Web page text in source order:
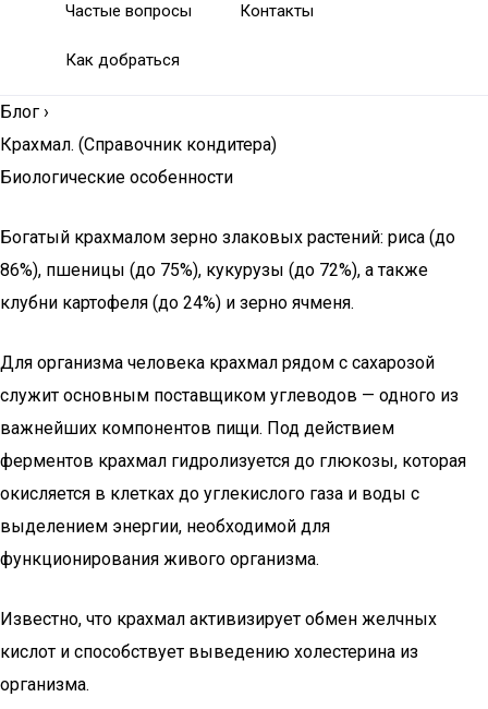
Частые вопросы Контакты
Как добраться
Блог ›
Крахмал. (Справочник кондитера)
Биологические особенности
Богатый крахмалом зерно злаковых растений: риса (до
86%), пшеницы (до 75%), кукурузы (до 72%), а также
клубни картофеля (до 24%) и зерно ячменя.
Для организма человека крахмал рядом с сахарозой
служит основным поставщиком углеводов — одного из
важнейших компонентов пищи. Под действием
ферментов крахмал гидролизуется до глюкозы, которая
окисляется в клетках до углекислого газа и воды с
выделением энергии, необходимой для
функционирования живого организма.
Известно, что крахмал активизирует обмен желчных
кислот и способствует выведению холестерина из
организма.